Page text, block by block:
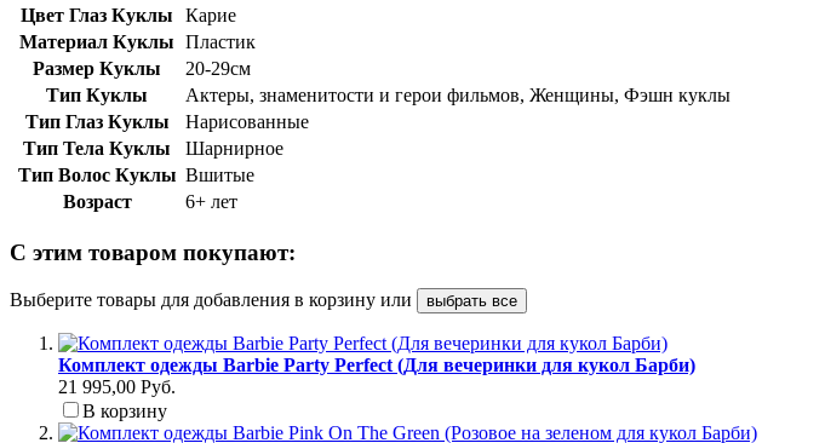
Цвет Глаз Куклы
Карие
Материал Куклы Пластик
Размер Куклы
20-29см
Тип Куклы
Актеры, знаменитости и герои фильмов, Женщины, Фэшн куклы
Тип Глаз Куклы
Нарисованные
Тип Тела Куклы
Шарнирное
Тип Волос Куклы Вшитые
Возраст
6+ лет
С этим товаром покупают:
Выберите товары для добавления в корзину или выбрать все
Комплект одежды Barbie Party Perfect (Для вечеринки для кукол Барби)
21 995,00 Руб.
В корзину